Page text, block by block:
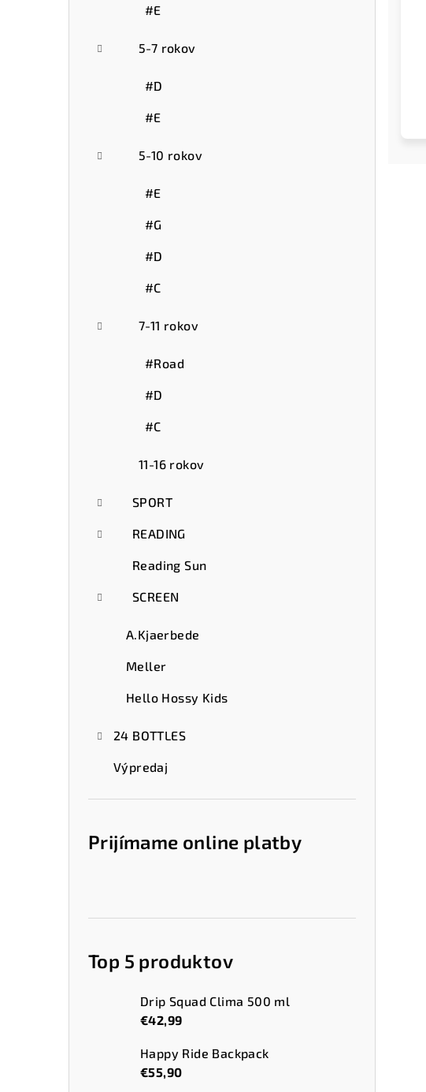
#E
5-7 rokov
#D
#E
5-10 rokov
#E
#G
#D
#C
7-11 rokov
#Road
#D
#C
11-16 rokov
SPORT
READING
Reading Sun
SCREEN
A.Kjaerbede
Meller
Hello Hossy Kids
24 BOTTLES
Výpredaj
Prijímame online platby
Top 5 produktov
Drip Squad Clima 500 ml
€42,99
Happy Ride Backpack
€55,90